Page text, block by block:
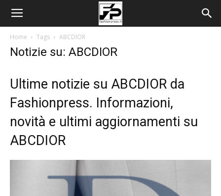
Home Tags ABCDIOR
Notizie su: ABCDIOR
Ultime notizie su ABCDIOR da
Fashionpress. Informazioni,
novità e ultimi aggiornamenti su
ABCDIOR